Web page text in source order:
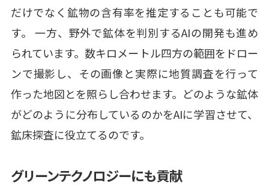
だけでなく鉱物の含有率を推定することも可能で
す。 一方、野外で鉱体を判別するAIの開発も進め
られています。数キロメートル四方の範囲をドロー
ンで撮影し、その画像と実際に地質調査を行って
作った地図とを照らし合わせます。どのような鉱体
がどのように分布しているのかをAIに学習させて、
鉱床探査に役立てるのです。
グリーンテクノロジーにも貢献